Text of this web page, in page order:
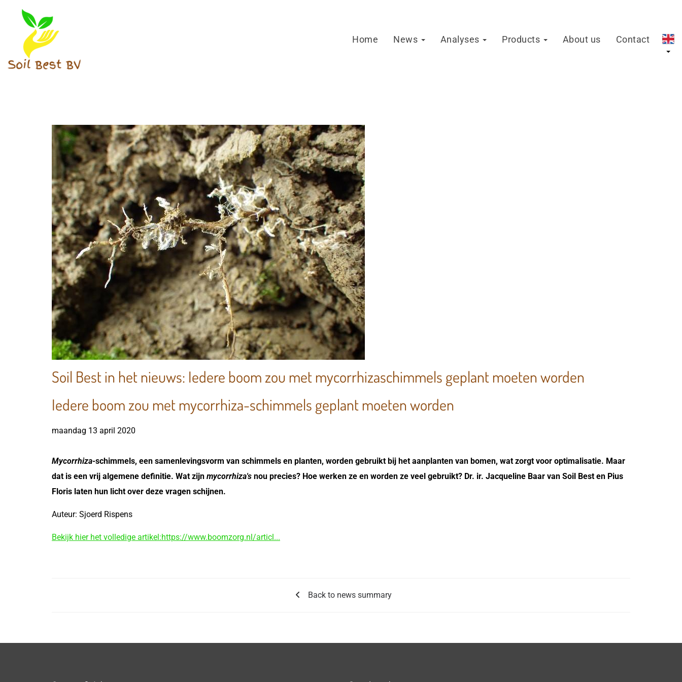
Home News Analyses Products About us Contact
Soil Best in het nieuws: Iedere boom zou met mycorrhizaschimmels geplant moeten worden
Iedere boom zou met mycorrhiza-schimmels geplant moeten worden
maandag 13 april 2020
Mycorrhiza-schimmels, een samenlevingsvorm van schimmels en planten, worden gebruikt bij het aanplanten van bomen, wat zorgt voor optimalisatie. Maar
dat is een vrij algemene definitie. Wat zijn mycorrhiza's nou precies? Hoe werken ze en worden ze veel gebruikt? Dr. ir. Jacqueline Baar van Soil Best en Pius
Floris laten hun licht over deze vragen schijnen.
Auteur: Sjoerd Rispens
Bekijk hier het volledige artikel:https://www.boomzorg.nl/articl...
Back to news summary